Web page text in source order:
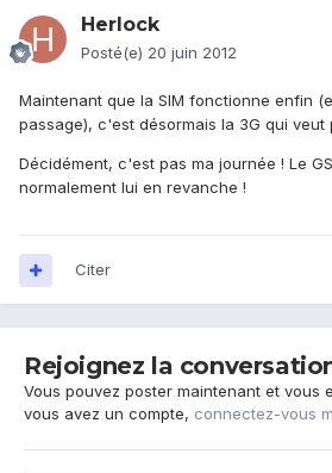
Herlock
Posté(e) 20 juin 2012
Maintenant que la SIM fonctionne enfin
passage), c'est désormais la 3G qui veut
Décidément, c'est pas ma journée ! Le
normalement lui en revanche !
Citer
Rejoignez la
Vous pouvez poster maintenant et vous
vous avez un compte, connectez-vous